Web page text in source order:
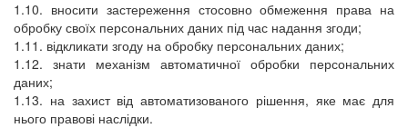
1.10. вносити застереження стосовно обмеження права на
обробку своїх персональних даних під час надання згоди;
1.11. відкликати згоду на обробку персональних даних;
1.12. знати механізм автоматичної обробки персональних
даних;
1.13. на захист від автоматизованого рішення, яке має для
нього правові наслідки.